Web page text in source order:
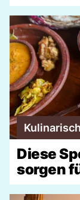
Diese
sorgen